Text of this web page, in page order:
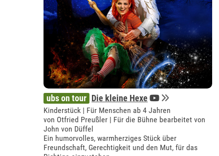
ubs on tour Die kleine Hexe
Kinderstück | Für Menschen ab 4 Jahren
von Otfried Preußler | Für die Bühne bearbeitet von
John von Düffel
Ein humorvolles, warmherziges Stück über
Freundschaft, Gerechtigkeit und den Mut, für das